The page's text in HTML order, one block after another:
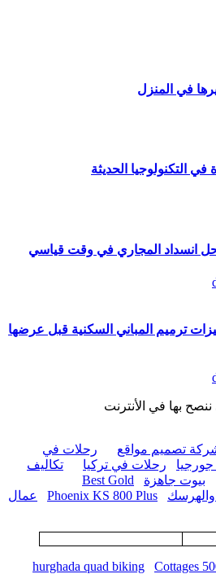
في المنزل
التكنولوجيا الحديثة
انسداد المجاري في وقت قياسي
ترميم المباني السكنية قبل عرضها
بها في الأنترنت
تصميم مواقع
رحلات في
رحلات في تركيا
تكاليف
بيوت جاهزة
Best Gold
Phoenix KS 800 Plus
عمال
hurghada quad biking Cottages